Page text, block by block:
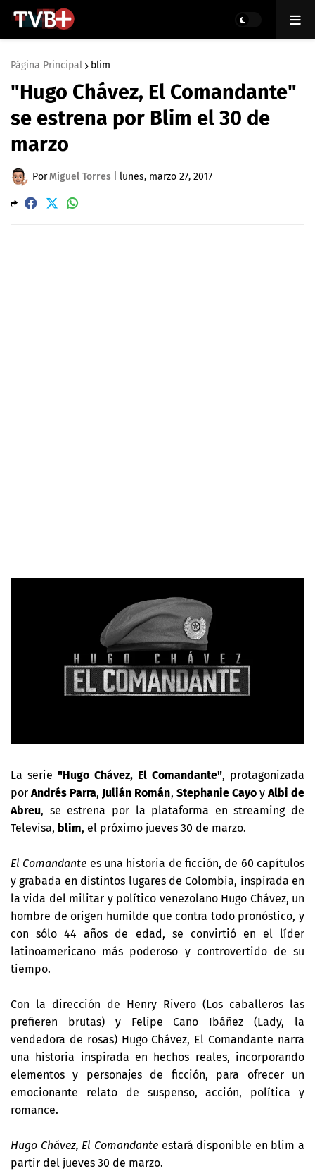
Página Principal blim
"Hugo Chávez, El Comandante"
se estrena por Blim el 30 de
marzo
PorMiguel Torres lunes, marzo 27, 2017
La serie "Hugo Chávez, El Comandante", protagonizada
porAndrés Parra, Julián Román, Stephanie Cayoy Albi de
Abreu, se estrena por la plataforma en streaming de
Televisa, blim, el próximo jueves 30 de marzo.
El Comandante es una historia de ficción, de 60 capítulos
y grabada en distintos lugares de Colombia, inspirada en
la vida del militar y político venezolano Hugo Chávez, un
hombre de origen humilde que contra todo pronóstico, y
con sólo 44 años de edad, se convirtió en el líder
latinoamericano más poderoso y controvertido de su
tiempo.
Con la dirección de Henry Rivero (Los caballeros las
prefieren brutas) y Felipe Cano Ibáñez (Lady, la
vendedora de rosas) Hugo Chávez, El Comandante narra
una historia inspirada en hechos reales, incorporando
elementos y personajes de ficción, para ofrecer un
emocionante relato de suspenso, acción, política y
romance.
Hugo Chávez, El Comandanteestará disponible en blim a
partir del jueves 30 de marzo.